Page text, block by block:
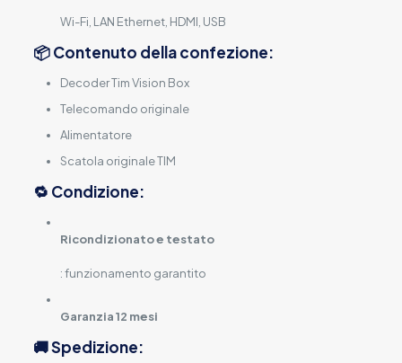
Wi-Fi, LAN Ethernet, HDMI, USB
📦 Contenuto della confezione:
Decoder Tim Vision Box
Telecomando originale
Alimentatore
Scatola originale TIM
🔁 Condizione:
Ricondizionato e testato
: funzionamento garantito
Garanzia 12 mesi
🚚 Spedizione: